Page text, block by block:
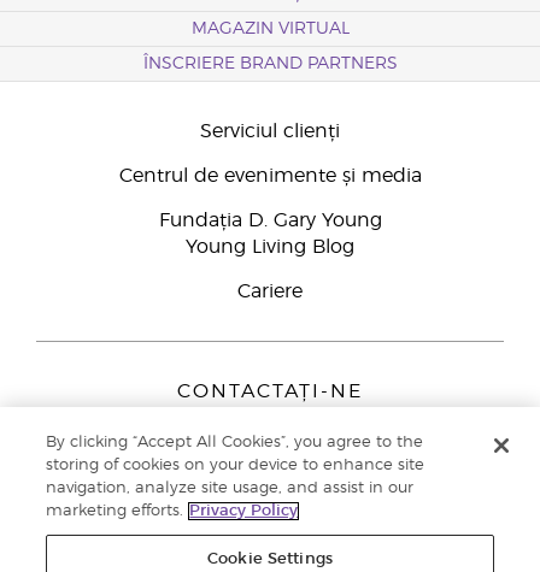
MAGAZIN VIRTUAL
ÎNSCRIERE BRAND PARTNERS
Serviciul clienți
Centrul de evenimente și media
Fundația D. Gary Young
Young Living Blog
Cariere
CONTACTAȚI-NE
Peizerweg 97
9727 AJ Groningen
Netherlands
Înscriere Brand Partners0800 890113
By clicking “Accept All Cookies”, you agree to the
storing of cookies on your device to enhance site
navigation, analyze site usage, and assist in our
marketing efforts.
Privacy Policy
Cookie Settings